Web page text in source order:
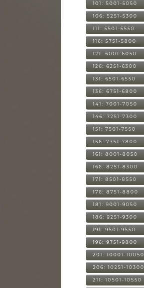
101: 5001-5050
106: 5251-5300
111: 5501-5550
116: 5751-5800
121: 6001-6050
126: 6251-6300
131: 6501-6550
136: 6751-6800
141: 7001-7050
146: 7251-7300
151: 7501-7550
156: 7751-7800
161: 8001-8050
166: 8251-8300
171: 8501-8550
176: 8751-8800
181: 9001-9050
186: 9251-9300
191: 9501-9550
196: 9751-9800
201: 10001-10050
206: 10251-10300
211: 10501-10550